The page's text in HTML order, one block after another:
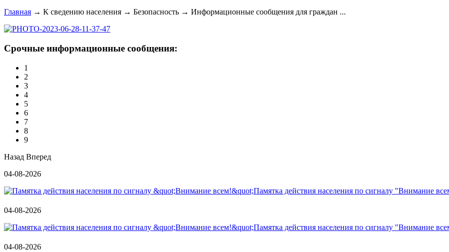
Главная → К сведению населения → Безопасность → Информационные сообщения для граждан ...
Срочные информационные сообщения:
1
2
3
4
5
6
7
8
9
Назад Вперед
04-08-2026
Памятка действия населения по сигналу "Внимание
04-08-2026
Памятка действия населения по сигналу "Внимание
04-08-2026